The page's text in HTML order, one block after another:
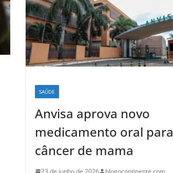
SAÚDE
Anvisa aprova novo
medicamento oral para
câncer de mama
23 de junho de 2026 blogocontinente.com